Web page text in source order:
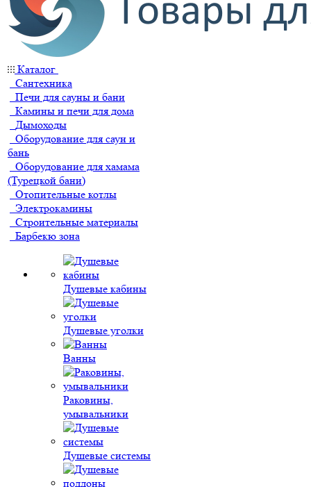
Каталог
Сантехника
Печи для сауны и бани
Камины и печи для дома
Дымоходы
Оборудование для саун и
бань
Оборудование для хамама
(Турецкой бани)
Отопительные котлы
Электрокамины
Строительные материалы
Барбекю зона
Душевые кабины
Душевые уголки
Ванны
Раковины,
умывальники
Душевые системы